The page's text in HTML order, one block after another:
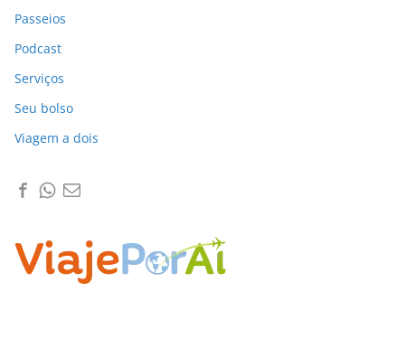
Passeios
Podcast
Serviços
Seu bolso
Viagem a dois